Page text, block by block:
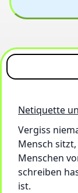
Netiquette
Vergiss
Mensch
Menschen
schreiben
ist.